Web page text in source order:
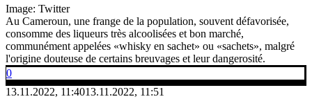
Image: Twitter
Au Cameroun, une frange de la population, souvent défavorisée,
consomme des liqueurs très alcoolisées et bon marché,
communément appelées «whisky en sachet» ou «sachets», malgré
l'origine douteuse de certains breuvages et leur dangerosité.
0
13.11.2022, 11:4013.11.2022, 11:51